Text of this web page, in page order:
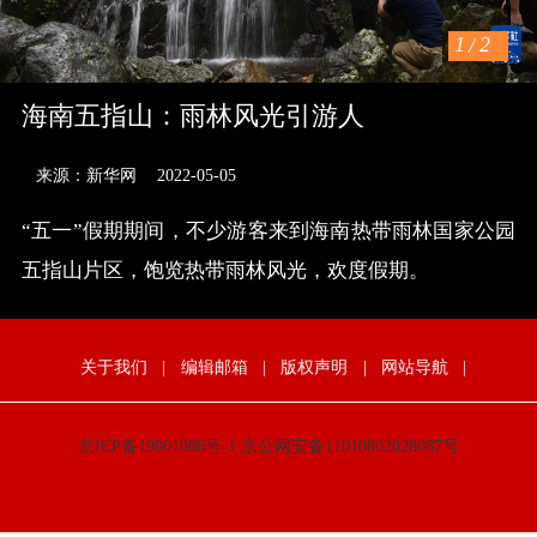
1 /2
海南五指山：雨林风光引游人
来源：新华网 2022-05-05
“五一”假期期间，不少游客来到海南热带雨林国家公园
五指山片区，饱览热带雨林风光，欢度假期。
关于我们 | 编辑邮箱 | 版权声明 | 网站导航 |
京ICP备19001086号-1 京公网安备11010802028087号